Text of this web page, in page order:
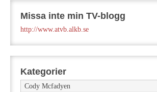
Missa inte min TV-blogg
http://www.atvb.alkb.se
Kategorier
Kategorier